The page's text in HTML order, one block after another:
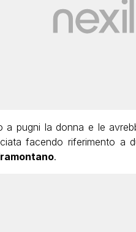
a pugni la donna e le
facendo riferimento a
.